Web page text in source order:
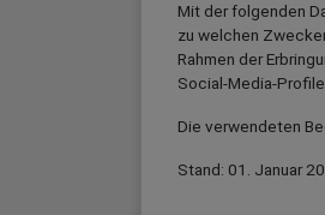
Mit der folgenden
zu welchen
Rahmen der
Social-Media-
Die verwendeten
Stand: 01. Januar